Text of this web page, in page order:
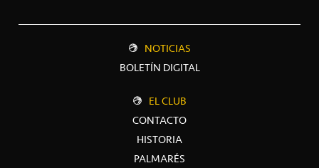
NOTICIAS
BOLETÍN DIGITAL
EL CLUB
CONTACTO
HISTORIA
PALMARÉS